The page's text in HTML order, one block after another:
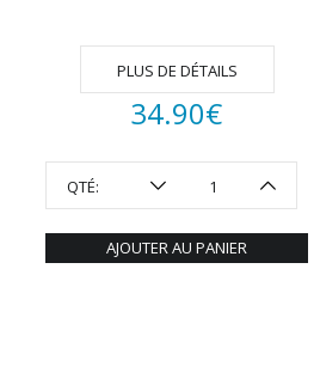
PLUS DE DÉTAILS
34.90€
QTÉ:
AJOUTER AU PANIER